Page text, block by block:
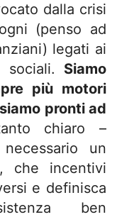
dalla crisi
(penso ad
legati ai
sociali. Siamo
più motori
pronti ad
chiaro –
un
che incentivi
e definisca
ben